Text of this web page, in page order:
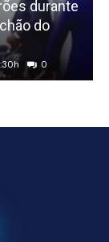
durante
do
0